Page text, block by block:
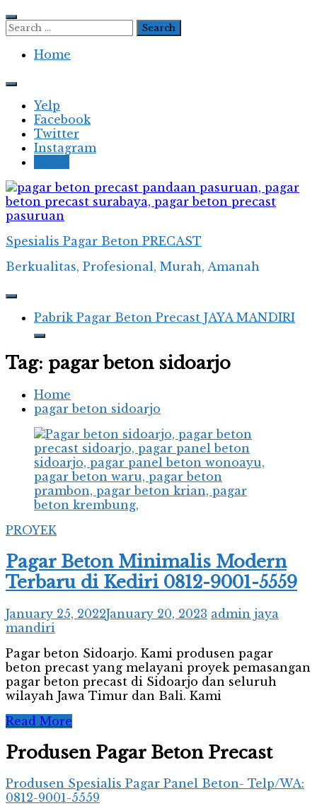
Skip
to
content
Search
for:
Home
Yelp
Facebook
Twitter
Instagram
Spesialis Pagar Beton PRECAST
Berkualitas, Profesional, Murah, Amanah
Pabrik Pagar Beton Precast JAYA MANDIRI
Tag: pagar beton sidoarjo
Home
pagar beton sidoarjo
PROYEK
Pagar Beton Minimalis Modern
Terbaru di Kediri 0812-9001-5559
January 25, 2022January 20, 2023 admin jaya
mandiri
Pagar beton Sidoarjo. Kami produsen pagar
beton precast yang melayani proyek pemasangan
pagar beton precast di Sidoarjo dan seluruh
wilayah Jawa Timur dan Bali. Kami
Read More
Produsen Pagar Beton Precast
Produsen Spesialis Pagar Panel Beton- Telp/WA:
0812-9001-5559